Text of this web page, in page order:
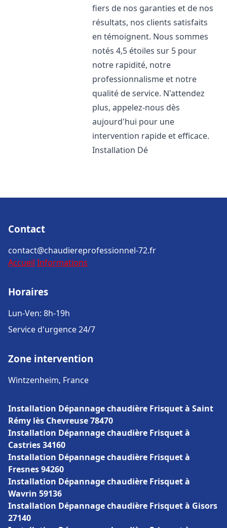
fiers de nos garanties et de nos
résultats, nos clients satisfaits
en témoignent. Nous sommes
notés 4,5 étoiles sur 5 pour
notre rapidité, notre
professionnalisme et notre
qualité de service. N'attendez
plus, appelez-nous dès
aujourd'hui pour une
intervention rapide et efficace.
Installation Dé
Contact
contact@chaudiereprofessionnel-72.fr
Accueil Informations
Horaires
Lun-Ven: 8h-19h
Service d'urgence 24/7
Zone intervention
Wintzenheim, France
Installation Dépannage chaudière Frisquet à Saint
Rémy lès Chevreuse 78470
Installation Dépannage chaudière Frisquet à
Castries 34160
Installation Dépannage chaudière Frisquet à
Fresnes 94260
Installation Dépannage chaudière Frisquet à
Wavrin 59136
Installation Dépannage chaudière Frisquet à Gisors
27140